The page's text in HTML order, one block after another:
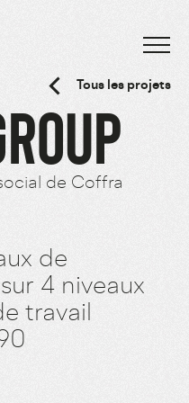
Tous les projets
de Coffra
de
4 niveaux
travail